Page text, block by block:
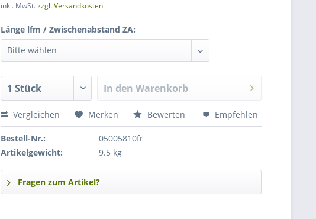
inkl. MwSt.zzgl. Versandkosten
Länge lfm / Zwischenabstand ZA:
In den Warenkorb
Vergleichen Merken Bewerten Empfehlen
Bestell-Nr.:
05005810fr
Artikelgewicht:
9.5 kg
Fragen zum Artikel?